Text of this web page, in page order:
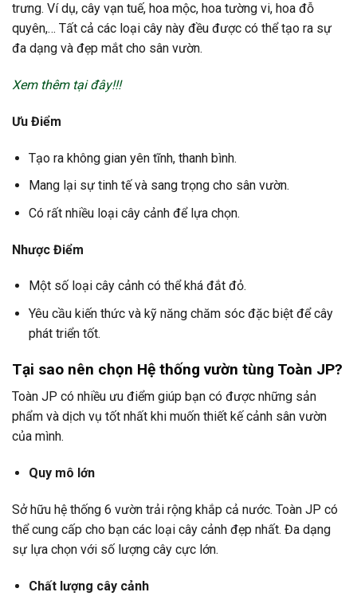
trưng. Ví dụ, cây vạn tuế, hoa mộc, hoa tường vi, hoa đỗ
quyên,… Tất cả các loại cây này đều được có thể tạo ra sự
đa dạng và đẹp mắt cho sân vườn.
Xem thêm tại đây!!!
Ưu Điểm
Tạo ra không gian yên tĩnh, thanh bình.
Mang lại sự tinh tế và sang trọng cho sân vườn.
Có rất nhiều loại cây cảnh để lựa chọn.
Nhược Điểm
Một số loại cây cảnh có thể khá đắt đỏ.
Yêu cầu kiến thức và kỹ năng chăm sóc đặc biệt để cây
phát triển tốt.
Tại sao nên chọn Hệ thống vườn tùng Toàn JP?
Toàn JP có nhiều ưu điểm giúp bạn có được những sản
phẩm và dịch vụ tốt nhất khi muốn thiết kế cảnh sân vườn
của mình.
Quy mô lớn
Sở hữu hệ thống 6 vườn trải rộng khắp cả nước. Toàn JP có
thể cung cấp cho bạn các loại cây cảnh đẹp nhất. Đa dạng
sự lựa chọn với số lượng cây cực lớn.
Chất lượng cây cảnh